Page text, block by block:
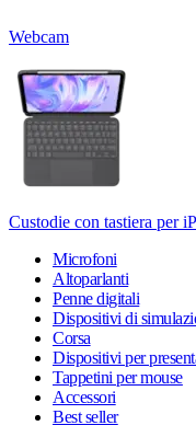
Webcam
Custodie con tastiera per
Microfoni
Altoparlanti
Penne digitali
Dispositivi di
Corsa
Dispositivi per
Tappetini per mouse
Accessori
Best seller